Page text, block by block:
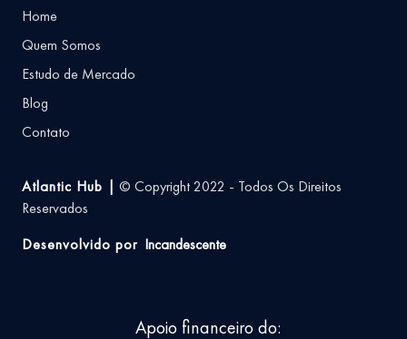
Home
Quem Somos
Estudo de Mercado
Blog
Contato
Atlantic Hub |
© Copyright 2022 - Todos Os Direitos
Reservados
Desenvolvido por Incandescente
Apoio financeiro do: